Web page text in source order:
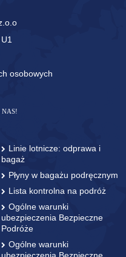
osobowych
NAS!
Linie lotnicze: odprawa i
bagaż
Płyny w bagażu podręcznym
Lista kontrolna na podróż
Ogólne warunki
ubezpieczenia Bezpieczne
Podróże
Ogólne warunki